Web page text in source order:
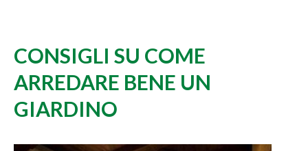
CONSIGLI SU COME
ARREDARE BENE UN
GIARDINO